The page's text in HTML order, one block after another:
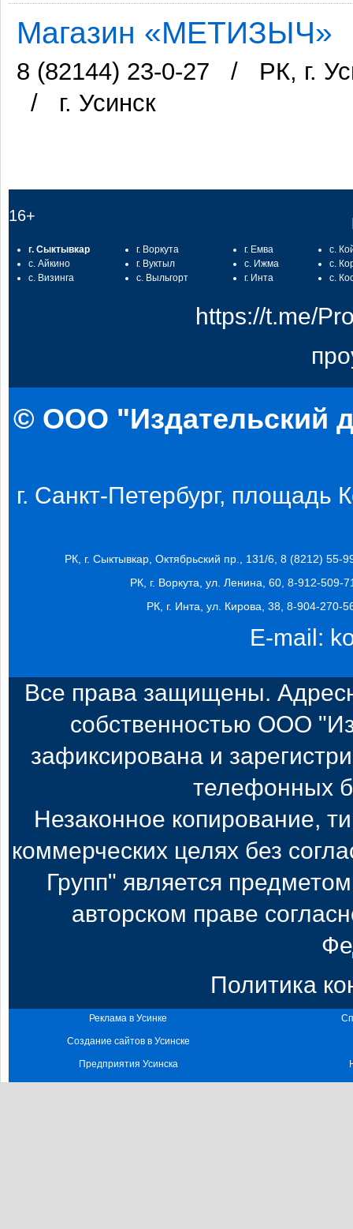
Магазин «МЕТИЗЫЧ»
8 (82144) 23-0-27 /
РК, г.
/
г. Усинск
16+
г. Сыктывкар
с. Айкино
с. Визинга
г. Воркута
г. Вуктыл
с. Выльгорт
г. Емва
с. Ижма
г. Инта
с.
с.
с.
https://t.me/
© ООО "Издательский
г. Санкт-Петербург, площадь
РК, г. Сыктывкар, Октябрьский пр., 131/6, 8 (8212) 55-
РК, г. Воркута, ул. Ленина, 60, 8-912-509-
РК, г. Инта, ул. Кирова, 38, 8-904-270-
E-mail:
Все права защищены.
собственностью ООО
зафиксирована и
телефонных
Незаконное копирование,
коммерческих целях без
Групп" является
авторском праве
Политика
Реклама в Усинке
Создание сайтов в Усинске
Предприятия Усинска